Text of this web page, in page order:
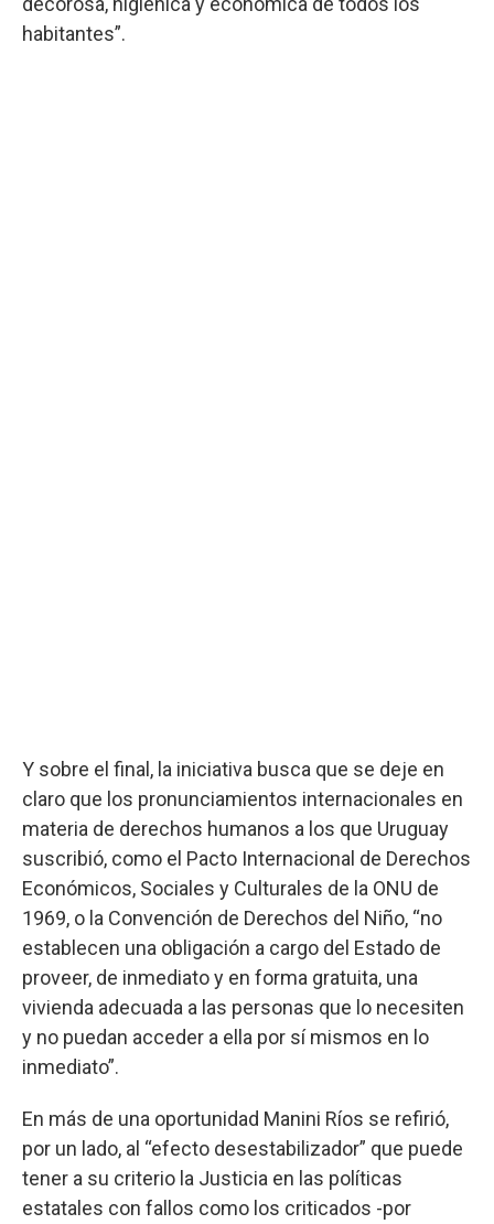
habitantes”.
Y sobre el final, la iniciativa busca que se deje en
claro que los pronunciamientos internacionales en
materia de derechos humanos a los que Uruguay
suscribió, como el Pacto Internacional de Derechos
Económicos, Sociales y Culturales de la ONU de
1969, o la Convención de Derechos del Niño, “no
establecen una obligación a cargo del Estado de
proveer, de inmediato y en forma gratuita, una
vivienda adecuada a las personas que lo necesiten
y no puedan acceder a ella por sí mismos en lo
inmediato”.
En más de una oportunidad Manini Ríos se refirió,
por un lado, al “efecto desestabilizador” que puede
tener a su criterio la Justicia en las políticas
estatales con fallos como los criticados -por